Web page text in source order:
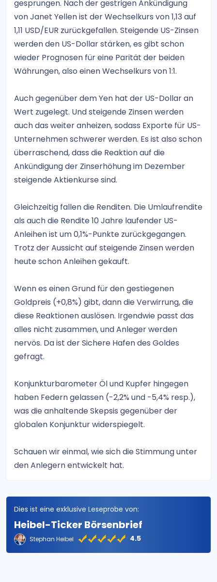
gesprungen. Nach der gestrigen Ankündigung
von Janet Yellen ist der Wechselkurs von 1,13 auf
1,11 USD/EUR zurückgefallen. Steigende US-Zinsen
werden den US-Dollar stärken, es gibt schon
wieder Prognosen für eine Parität der beiden
Währungen, also einen Wechselkurs von 1:1.
Auch gegenüber dem Yen hat der US-Dollar an
Wert zugelegt. Und steigende Zinsen werden
auch das weiter anheizen, sodass Exporte für US-
Unternehmen schwerer werden. Es ist also schon
überraschend, dass die Reaktion auf die
Ankündigung der Zinserhöhung im Dezember
steigende Aktienkurse sind.
Gleichzeitig fallen die Renditen. Die Umlaufrendite
als auch die Rendite 10 Jahre laufender US-
Anleihen ist um 0,1%-Punkte zurückgegangen.
Trotz der Aussicht auf steigende Zinsen werden
heute schon Anleihen gekauft.
Wenn es einen Grund für den gestiegenen
Goldpreis (+0,8%) gibt, dann die Verwirrung, die
diese Reaktionen auslösen. Irgendwie passt das
alles nicht zusammen, und Anleger werden
nervös. Da ist der Sichere Hafen des Goldes
gefragt.
Konjunkturbarometer Öl und Kupfer hingegen
haben Federn gelassen (-2,2% und -5,4% resp.),
was die anhaltende Skepsis gegenüber der
globalen Konjunktur widerspiegelt.
Schauen wir einmal, wie sich die Stimmung unter
den Anlegern entwickelt hat.
Dies ist eine exklusive Leseprobe von:
Heibel-Ticker Börsenbrief
Stephan Heibel 4.5